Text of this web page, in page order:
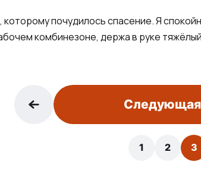
почудилось спасение. Я
комбинезоне, держа в руке
Следующая
1 2 3